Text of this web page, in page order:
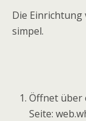
Die Einrichtung
simpel.
Öffnet über
Seite: